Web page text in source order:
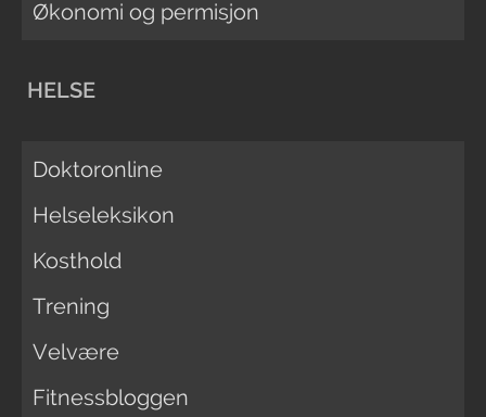
Økonomi og permisjon
HELSE
Doktoronline
Helseleksikon
Kosthold
Trening
Velvære
Fitnessbloggen